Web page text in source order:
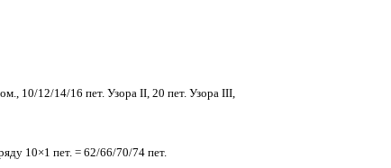
10/12/14/16 пет. Узора II, 20 пет. Узора III,
10×1 пет. = 62/66/70/74 пет.